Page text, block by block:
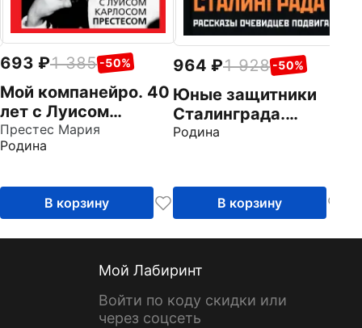
693 1 385 -50%
Мой компанейро. 40
лет с Луисом
Карлосом
Престесом
Престес Мария
Родина
В корзину
964 1 928 -50%
Юные защитники
Сталинграда.
Рассказы
Родина
В корзину
Мой Лабиринт
Войти по коду скидки или
через соцсеть